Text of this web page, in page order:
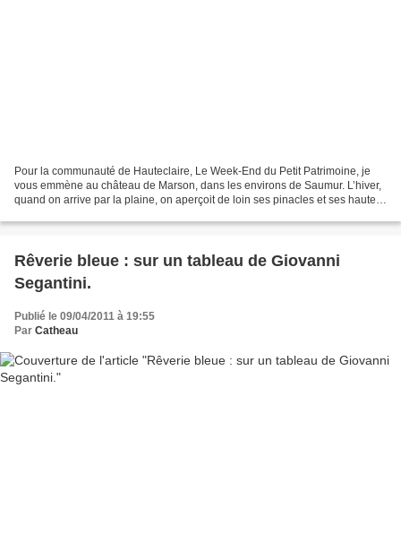
Pour la communauté de Hauteclaire, Le Week-End du Petit Patrimoine, je
vous emmène au château de Marson, dans les environs de Saumur. L’hiver,
quand on arrive par la plaine, on aperçoit de loin ses pinacles et ses hautes
Rêverie bleue : sur un tableau de Giovanni
Segantini.
Publié le 09/04/2011 à 19:55
Par Catheau